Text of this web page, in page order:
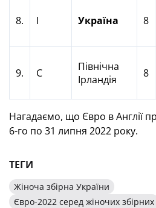
8. I Україна 8
9. C
Північна
Ірландія
8
Нагадаємо, що Євро в Англії
6-го по 31 липня 2022 року.
ТЕГИ
Жіноча збірна України
Євро-2022 серед жіночих збірних